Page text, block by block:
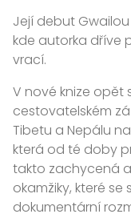
Její debut
kde autorka dříve
vrací.
V nové knize
cestovatelském
Tibetu a Nepálu
která od té doby
takto zachycená
okamžiky, které
dokumentární